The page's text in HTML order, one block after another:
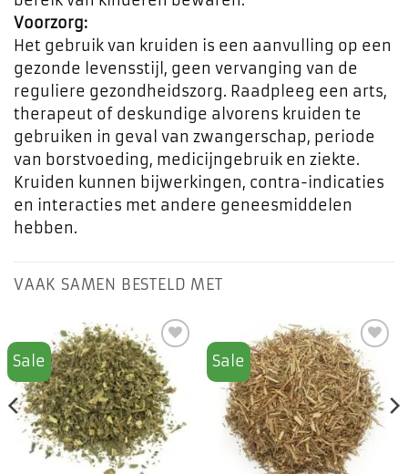
Voorzorg:
Het gebruik van kruiden is een aanvulling op een
gezonde levensstijl, geen vervanging van de
reguliere gezondheidszorg. Raadpleeg een arts,
therapeut of deskundige alvorens kruiden te
gebruiken in geval van zwangerschap, periode
van borstvoeding, medicijngebruik en ziekte.
Kruiden kunnen bijwerkingen, contra-indicaties
en interacties met andere geneesmiddelen
hebben.
VAAK SAMEN BESTELD MET
Sale
Toevoegen
aan
favorieten
Sale
Toevoegen
aan
favorieten